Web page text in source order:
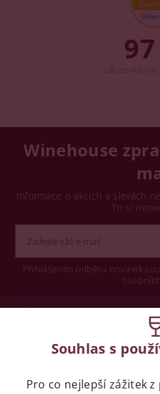
Winehouse
Informace o akcích a slevách
To si
Přihlášením odběru novinek
Legislativa
Zákaz prodeje
Souhlas s
Pro co nejlepší zážitek